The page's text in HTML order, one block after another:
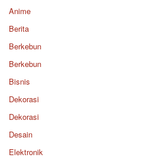
Anime
Berita
Berkebun
Berkebun
Bisnis
Dekorasi
Dekorasi
Desain
Elektronik